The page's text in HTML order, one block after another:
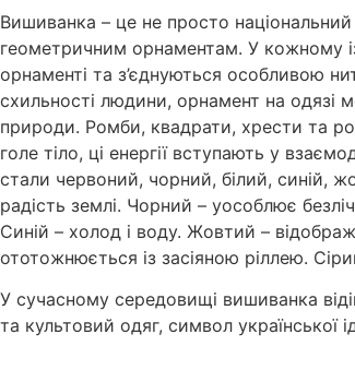
Вишиванка – це не просто
геометричним орнаментам. У кожному
орнаменті та з’єднуються особливою
схильності людини, орнамент на одязі
природи. Ромби, квадрати, хрести та
голе тіло, ці енергії вступають у
стали червоний, чорний, білий, синій,
радість землі. Чорний – уособлює
Синій – холод і воду. Жовтий –
ототожнюється із засіяною ріллею.
У сучасному середовищі вишиванка
та культовий одяг, символ української